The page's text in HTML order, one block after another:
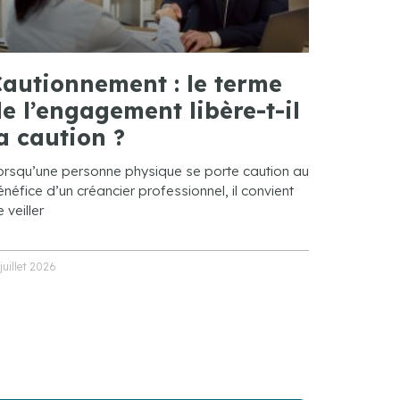
: le terme
l’engagement libère-t-il
caution ?
personne physique se porte caution au
d’un créancier professionnel, il convient
veiller
juillet 2026